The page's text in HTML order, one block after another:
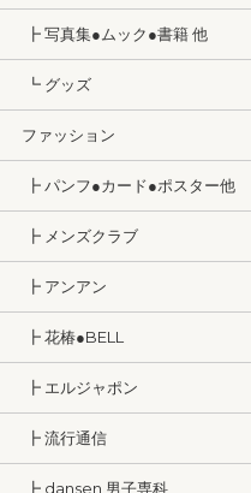
┣ 写真集●ムック●書籍 他
┗ グッズ
ファッション
┣ パンフ●カード●ポスター他
┣ メンズクラブ
┣ アンアン
┣ 花椿●BELL
┣ エルジャポン
┣ 流行通信
┣ dansen 男子専科